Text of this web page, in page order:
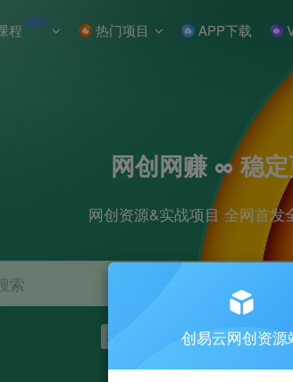
程 NEW 热门项目 APP下载
网创网赚 ∞ 稳
网创资源&实战项目 全网首发
索
项目 引流 短视频
创易云网创资源